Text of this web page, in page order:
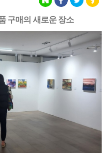
구매의 새로운 장소